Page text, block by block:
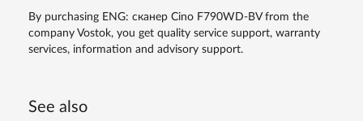
By purchasing ENG: сканер Cino F790WD-BV from the
company Vostok, you get quality service support, warranty
services, information and advisory support.
See also